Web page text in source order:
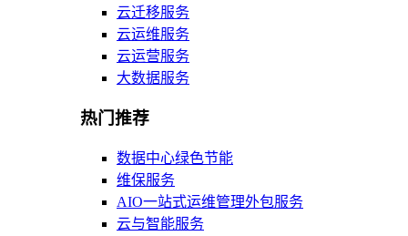
云迁移服务
云运维服务
云运营服务
大数据服务
热门推荐
数据中心绿色节能
维保服务
AIO一站式运维管理外包服务
云与智能服务